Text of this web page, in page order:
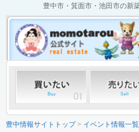
豊中市・箕面市・池田市の新
豊中情報サイトトップ> イベント情報一覧